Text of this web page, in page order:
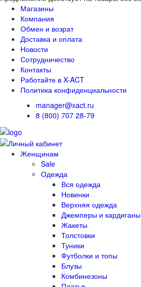
Магазины
Компания
Обмен и возрат
Доставка и оплата
Новости
Сотрудничество
Контакты
Работайте в X-ACT
Политика конфиденциальности
manager@xact.ru
8 (800) 707 28-79
Женщинам
Sale
Одежда
Вся одежда
Новинки
Верхняя одежда
Джемперы и кардиганы
Жакеты
Толстовки
Туники
Футболки и топы
Блузы
Комбинезоны